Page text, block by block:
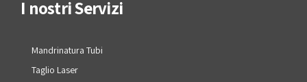
I nostri Servizi
Mandrinatura Tubi
Taglio Laser